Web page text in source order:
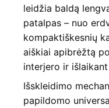
leidžia baldą
patalpas – nuo
kompaktiškesnių
aiškiai apibrėžtą
interjero ir
Išskleidimo
papildomo